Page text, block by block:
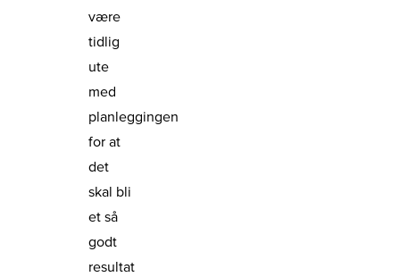
være
tidlig
ute
med
planleggingen
for at
det
skal bli
et så
godt
resultat